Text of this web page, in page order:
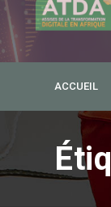
ACCUEIL